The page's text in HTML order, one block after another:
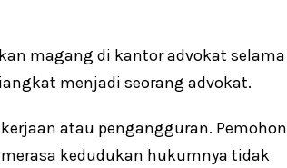
magang di kantor advokat selama
menjadi seorang advokat.
atau pengangguran. Pemohon
kedudukan hukumnya tidak